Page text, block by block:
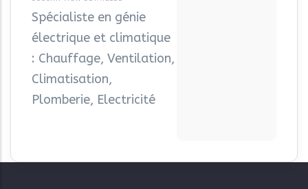
Spécialiste en génie
électrique et climatique
: Chauffage, Ventilation,
Climatisation,
Plomberie, Electricité